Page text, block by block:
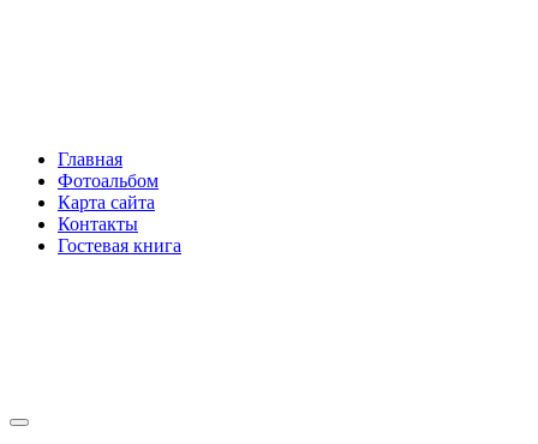
Главная
Фотоальбом
Карта сайта
Контакты
Гостевая книга